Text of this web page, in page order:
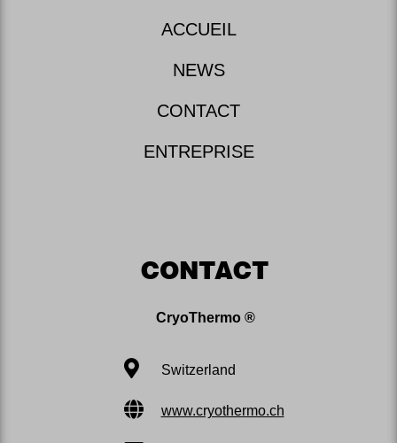
ACCUEIL
NEWS
CONTACT
ENTREPRISE
CONTACT
CryoThermo ®
Switzerland
www.cryothermo.ch